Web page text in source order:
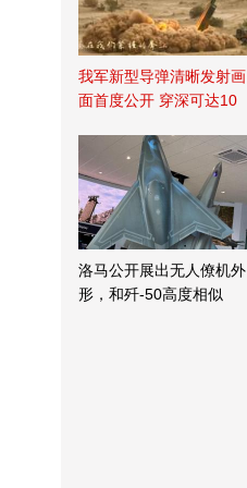
我军新型导弹清晰发射画
面首度公开 穿深可达10
洛马公开展出无人僚机外
形，和歼-50高度相似